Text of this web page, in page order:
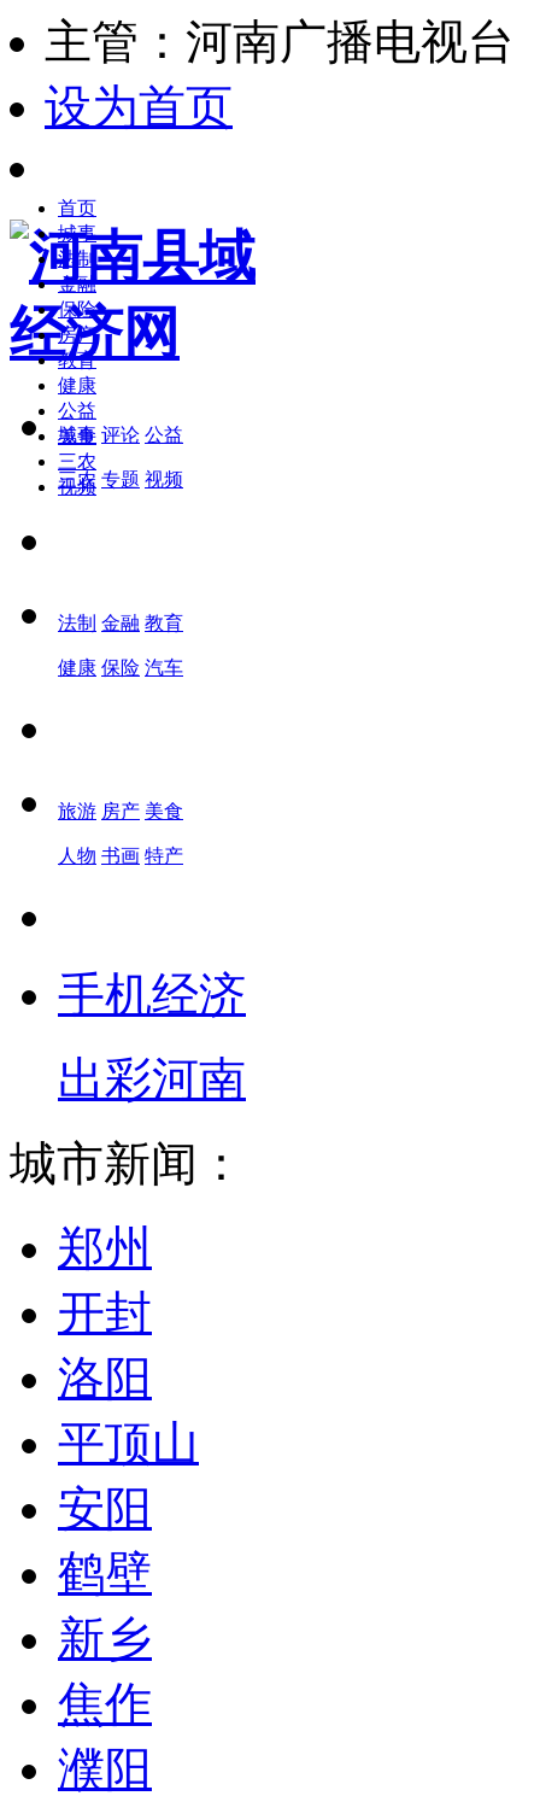
主管：河南广播电视
设为首页
城事 评论 公益
三农 专题 视频
法制 金融 教育
健康 保险 汽车
旅游 房产 美食
人物 书画 特产
手机经济
出彩河南
首页
城事
法制
金融
保险
房产
教育
健康
公益
美食
三农
视频
城市新闻：
郑州
开封
洛阳
平顶山
安阳
鹤壁
新乡
焦作
濮阳